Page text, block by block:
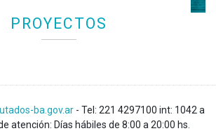
PROYECTOS
ba.gov.ar - Tel: 221 4297100 int: 1042 a
atención: Días hábiles de 8:00 a 20:00 hs.